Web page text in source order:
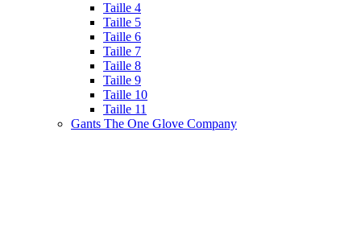
Taille 4
Taille 5
Taille 6
Taille 7
Taille 8
Taille 9
Taille 10
Taille 11
Gants The One Glove Company